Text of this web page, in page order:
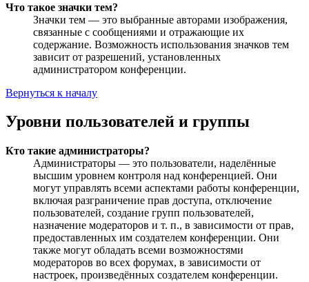
Что такое значки тем?
Значки тем — это выбранные авторами изображения,
связанные с сообщениями и отражающие их
содержание. Возможность использования значков тем
зависит от разрешений, установленных
администратором конференции.
Вернуться к началу
Уровни пользователей и группы
Кто такие администраторы?
Администраторы — это пользователи, наделённые
высшим уровнем контроля над конференцией. Они
могут управлять всеми аспектами работы конференции,
включая разграничение прав доступа, отключение
пользователей, создание групп пользователей,
назначение модераторов и т. п., в зависимости от прав,
предоставленных им создателем конференции. Они
также могут обладать всеми возможностями
модераторов во всех форумах, в зависимости от
настроек, произведённых создателем конференции.